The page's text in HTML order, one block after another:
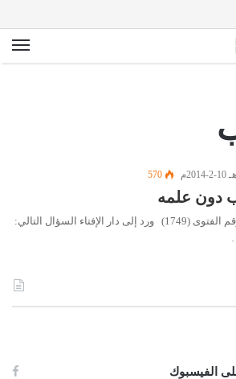
570
دون علمه
بِسْمِ اللهِ الرَّحْمَنِ الرَّحِيمِ رقم الفتوى (1749) ورد إلى دار الإفتاء السؤال التالي:
الفيسبوك